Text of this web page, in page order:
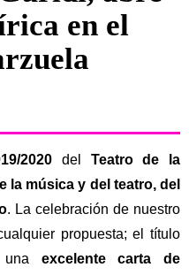
en el
2020 del Teatro de la
la música y del teatro, del
. La celebración de nuestro
propuesta; el título
una excelente carta de